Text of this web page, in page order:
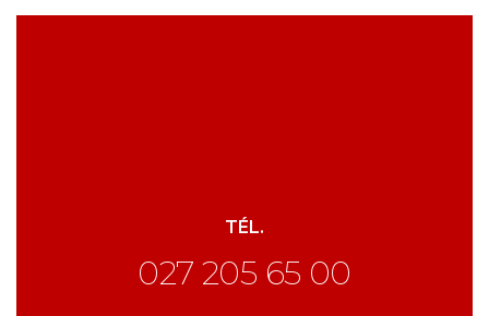
TÉL.
027 205 65 00